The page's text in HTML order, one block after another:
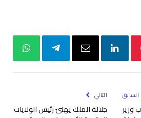
السابق
وزير
التالي
جلالة الملك يهنئ رئيس الولايات